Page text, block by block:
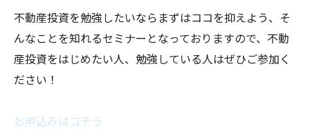
不動産投資を勉強したいならまずはココを抑えよう、そ
んなことを知れるセミナーとなっておりますので、不動
産投資をはじめたい人、勉強している人はぜひご参加く
ださい！
お申込みはコチラ